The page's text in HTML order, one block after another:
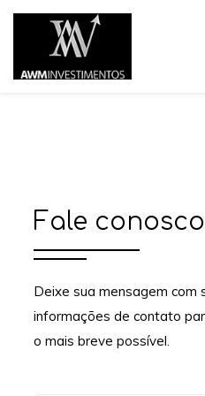
Fale conosco
Deixe sua mensagem com
informações de contato
o mais breve possível.